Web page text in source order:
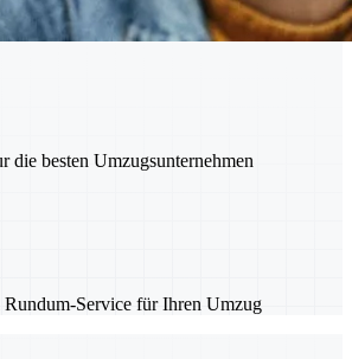
die besten Umzugsunternehmen
Service für Ihren Umzug